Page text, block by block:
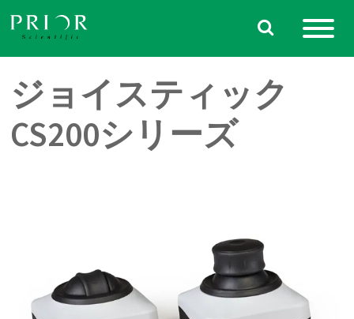
Skip
content
ジョイスティック
CS200シリーズ